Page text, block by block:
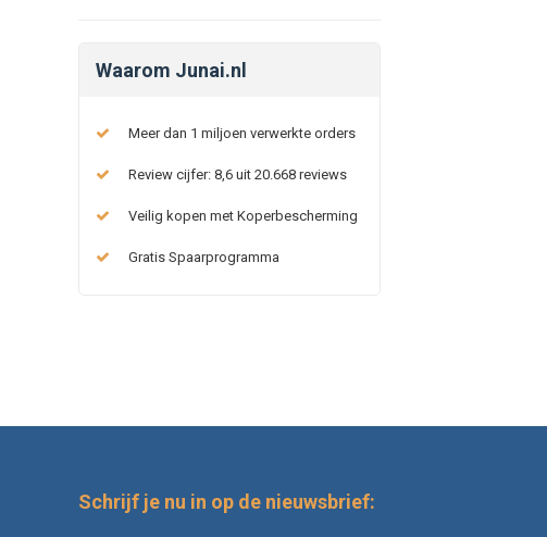
Waarom Junai.nl
Meer dan 1 miljoen verwerkte orders
Review cijfer: 8,6 uit 20.668 reviews
Veilig kopen met Koperbescherming
Gratis Spaarprogramma
Schrijf je nu in op de nieuwsbrief: